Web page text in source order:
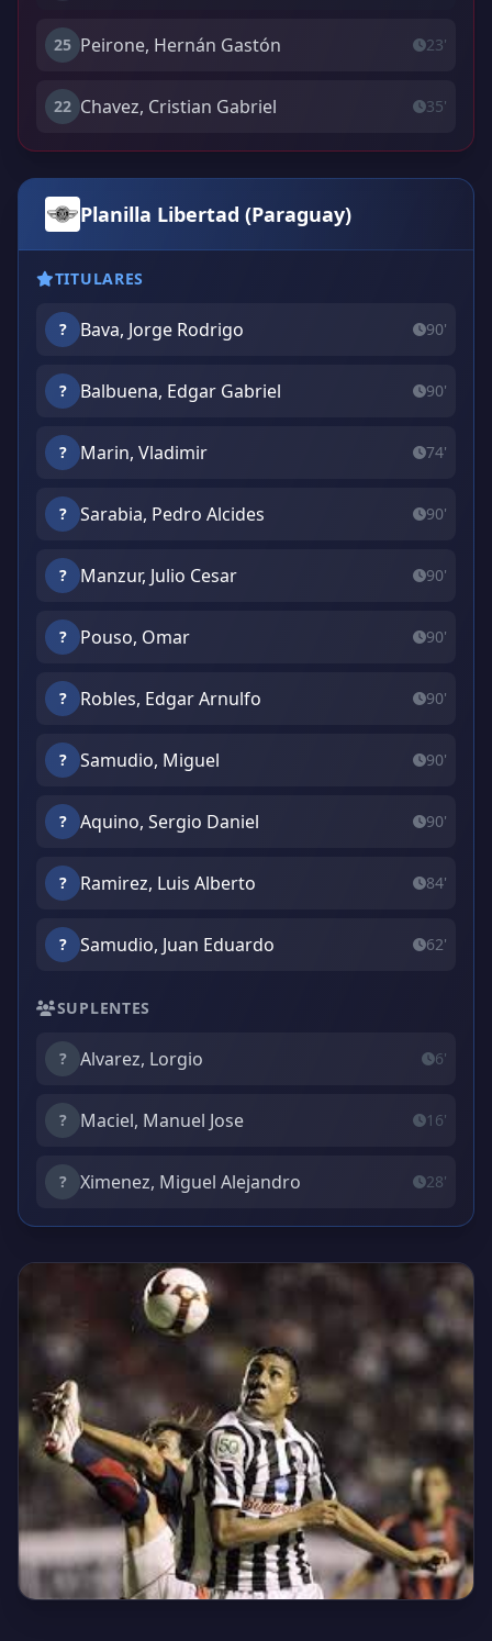
25 Peirone, Hernán Gastón 23'
22 Chavez, Cristian Gabriel 35'
Planilla Libertad (Paraguay)
TITULARES
? Bava, Jorge Rodrigo 90'
? Balbuena, Edgar Gabriel 90'
? Marin, Vladimir 74'
? Sarabia, Pedro Alcides 90'
? Manzur, Julio Cesar 90'
? Pouso, Omar 90'
? Robles, Edgar Arnulfo 90'
? Samudio, Miguel 90'
? Aquino, Sergio Daniel 90'
? Ramirez, Luis Alberto 84'
? Samudio, Juan Eduardo 62'
SUPLENTES
? Alvarez, Lorgio 6'
? Maciel, Manuel Jose 16'
? Ximenez, Miguel Alejandro 28'